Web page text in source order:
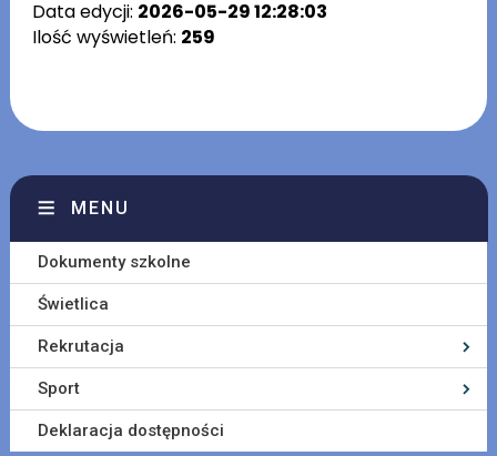
Data edycji: 2026-05-29 12:28:03
Ilość wyświetleń: 259
MENU
Dokumenty szkolne
Świetlica
Rekrutacja
Sport
Deklaracja dostępności